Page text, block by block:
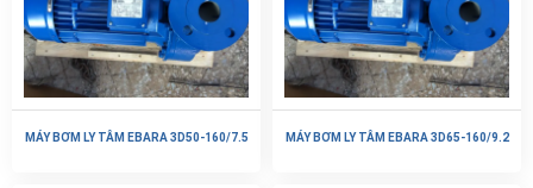
MÁY BƠM LY TÂM EBARA 3D50-160/7.5 MÁY BƠM LY TÂM EBARA 3D65-160/9.2